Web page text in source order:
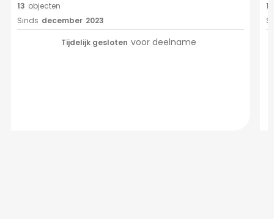
13 objecten
Sinds december 2023
Tijdelijk gesloten voor deelname
1